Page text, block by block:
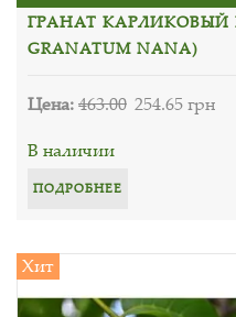
ГРАНАТ КАРЛИКОВЫЙ
GRANATUM NANA)
Цена:463.00 254.65 грн
В наличии
ПОДРОБНЕЕ
Хит